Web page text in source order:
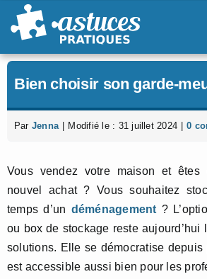
Passer
au
Bien choisir son garde-
Par Jenna Modifié le : 31 juillet 2024 0
Vous vendez votre maison et êtes
nouvel achat ? Vous souhaitez
temps d’un déménagement ?
ou box de stockage reste aujourd’hui
solutions. Elle se démocratise
est accessible aussi bien pour les